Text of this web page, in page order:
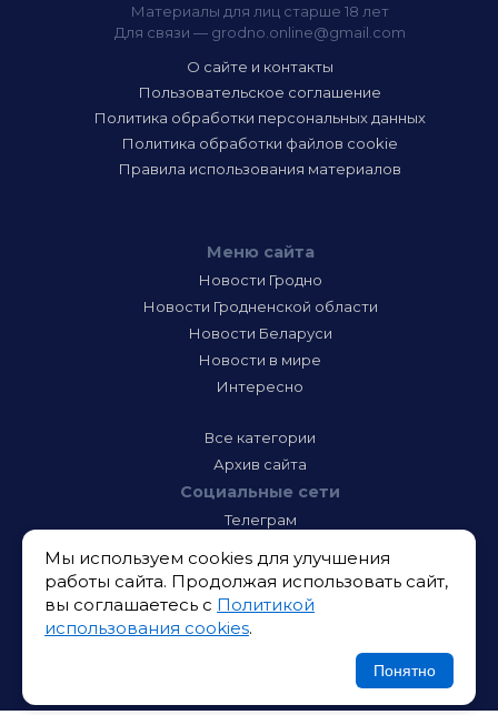
Материалы для лиц старше 18 лет
Для связи — grodno.online@gmail.com
О сайте и контакты
Пользовательское соглашение
Политика обработки персональных данных
Политика обработки файлов cookie
Правила использования материалов
Меню сайта
Новости Гродно
Новости Гродненской области
Новости Беларуси
Новости в мире
Интересно
Все категории
Архив сайта
Социальные сети
Телеграм
Инстаграм
Тик-Ток
Одноклассники
ВК
Мы используем cookies для улучшения
работы сайта. Продолжая использовать сайт,
вы соглашаетесь с Политикой
использования cookies.
Понятно